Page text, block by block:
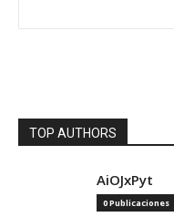
TOP AUTHORS
AiOJxPyt
0 Publicaciones